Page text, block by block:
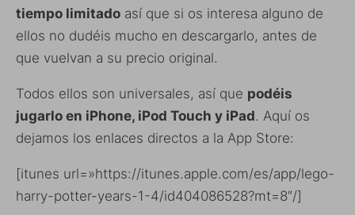
tiempo limitado así que si os interesa alguno de
ellos no dudéis mucho en descargarlo, antes de
que vuelvan a su precio original.
Todos ellos son universales, así que podéis
jugarlo en iPhone, iPod Touch y iPad. Aquí os
dejamos los enlaces directos a la App Store:
[itunes url=»https://itunes.apple.com/es/app/lego-
harry-potter-years-1-4/id404086528?mt=8″/]